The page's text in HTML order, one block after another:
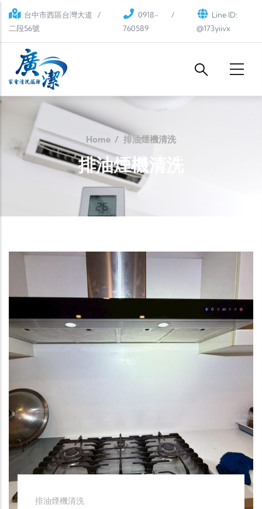
Skip to main content
台中市西區台灣大道
二段56號
0918-
760589
Line ID:
@173yiivx
Home / 排油煙機清洗
排油煙機清洗
排油煙機清洗